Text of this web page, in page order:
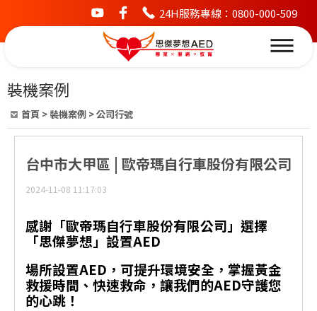
youtubefacebook24H服務專線：0800-000-509
裝機案例
首頁 > 裝機案例 >公司行號
台中市大甲區 | 歐帝瑪自行車股份有限公司
2024-11-08 11:17:03
感謝「歐帝瑪自行車股份有限公司」選擇
「思傑夢想」設置AED
場所設置AED，可提升環境安全，掌握黃金
救援時間、快速救命，讓我們的AED守護您
的心跳！